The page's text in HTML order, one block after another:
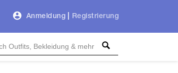
Anmeldung Registrierung